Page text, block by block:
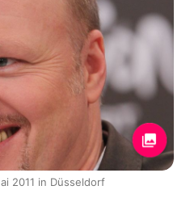
2011 in Düsseldorf